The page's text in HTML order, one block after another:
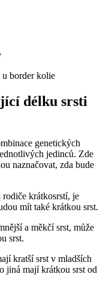
délku srsti
genetických
jedinců. Zde
naznačovat, zda bude
rodiče krátkosrstí, je
mít také krátkou srst.
a měkčí srst, může
srst.
kratší srst v mladších
jiná mají krátkou srst od